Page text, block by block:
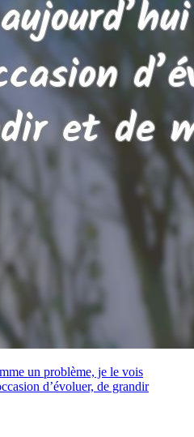
un problème, je le vois
d’évoluer, de grandir